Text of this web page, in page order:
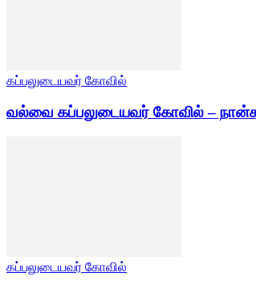
கப்பலுடையவர் கோவில்
வல்வை கப்பலுடையவர் கோவில் –
கப்பலுடையவர் கோவில்